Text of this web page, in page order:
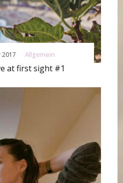
Allgemein
at first sight #1